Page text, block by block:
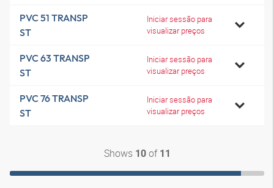
PVC 51 TRANSP
ST
Iniciar sessão para
visualizar preços
PVC 63 TRANSP
ST
Iniciar sessão para
visualizar preços
PVC 76 TRANSP
ST
Iniciar sessão para
visualizar preços
Shows 10of 11